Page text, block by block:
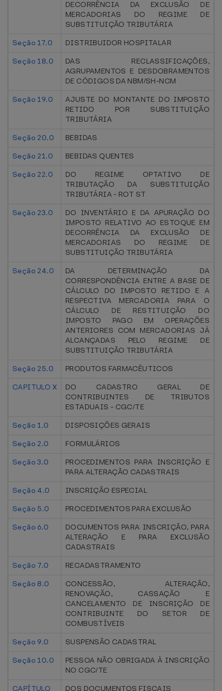
DECORRÊNCIA DA EXCLUSÃO DE
MERCADORIAS DO REGIME DE
SUBSTITUIÇÃO TRIBUTÁRIA
Seção 17.0
DISTRIBUIDOR HOSPITALAR
Seção 18.0
DAS RECLASSIFICAÇÕES,
AGRUPAMENTOS E DESDOBRAMENTOS
DE CÓDIGOS DA NBM/SH-NCM
Seção 19.0
AJUSTE DO MONTANTE DO IMPOSTO
RETIDO POR SUBSTITUIÇÃO
TRIBUTÁRIA
Seção 20.0
BEBIDAS
Seção 21.0
BEBIDAS QUENTES
Seção 22.0
DO REGIME OPTATIVO DE
TRIBUTAÇÃO DA SUBSTITUIÇÃO
TRIBUTÁRIA - ROT ST
Seção 23.0
DO INVENTÁRIO E DA APURAÇÃO DO
IMPOSTO RELATIVO AO ESTOQUE EM
DECORRÊNCIA DA EXCLUSÃO DE
MERCADORIAS DO REGIME DE
SUBSTITUIÇÃO TRIBUTÁRIA
Seção 24.0
DA DETERMINAÇÃO DA
CORRESPONDÊNCIA ENTRE A BASE DE
CÁLCULO DO IMPOSTO RETIDO E A
RESPECTIVA MERCADORIA PARA O
CÁLCULO DE RESTITUIÇÃO DO
IMPOSTO PAGO EM OPERAÇÕES
ANTERIORES COM MERCADORIAS JÁ
ALCANÇADAS PELO REGIME DE
SUBSTITUIÇÃO TRIBUTÁRIA
Seção 25.0
PRODUTOS FARMACÊUTICOS
CAPITULO X
DO CADASTRO GERAL DE
CONTRIBUINTES DE TRIBUTOS
ESTADUAIS - CGC/TE
Seção 1.0
DISPOSIÇÕES GERAIS
Seção 2.0
FORMULÁRIOS
Seção 3.0
PROCEDIMENTOS PARA INSCRIÇÃO E
PARA ALTERAÇÃO CADASTRAIS
Seção 4.0
INSCRIÇÃO ESPECIAL
Seção 5.0
PROCEDIMENTOS PARA EXCLUSÃO
Seção 6.0
DOCUMENTOS PARA INSCRIÇÃO, PARA
ALTERAÇÃO E PARA EXCLUSÃO
CADASTRAIS
Seção 7.0
RECADASTRAMENTO
Seção 8.0
CONCESSÃO, ALTERAÇÃO,
RENOVAÇÃO, CASSAÇÃO E
CANCELAMENTO DE INSCRIÇÃO DE
CONTRIBUINTE DO SETOR DE
COMBUSTÍVEIS
Seção 9.0
SUSPENSÃO CADASTRAL
Seção 10.0
PESSOA NÃO OBRIGADA À INSCRIÇÃO
NO CGC/TE
CAPÍTULO
DOS DOCUMENTOS FISCAIS